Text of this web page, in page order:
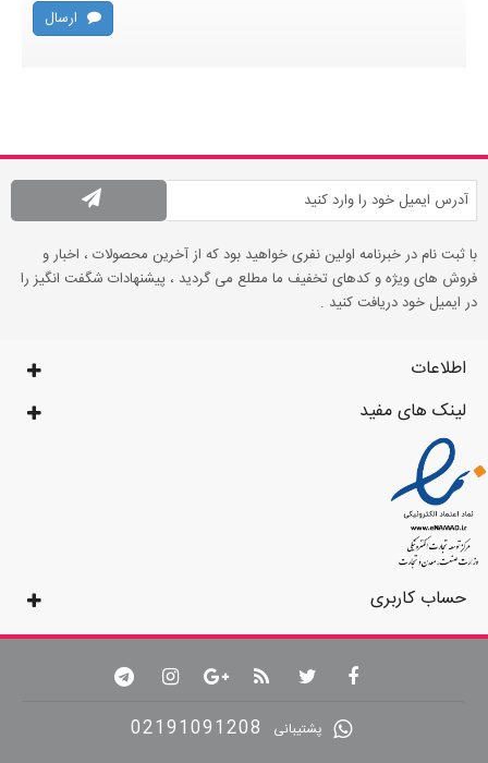
ارسال
با ثبت نام در خبرنامه اولین نفری خواهید بود که از آخرین محصولات ، اخبار و
فروش های ویژه و کدهای تخفیف ما مطلع می گردید ، پیشنهادات شگفت انگیز را
در ایمیل خود دریافت کنید .
اطلاعات
لینک های مفید
حساب کاربری
پشتیبانی 02191091208